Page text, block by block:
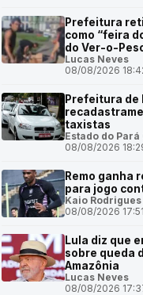
Prefeitura
como “feira
do Ver-o-
Lucas Neves
08/08/2026
Prefeitura de
taxistas
Estado do Pará
08/08/2026
Remo ganha
para jogo
Kaio Rodrigues
08/08/2026
Lula diz que
sobre queda
Amazônia
Lucas Neves
08/08/2026